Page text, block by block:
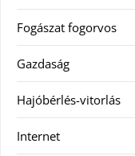
Fogászat fogorvos
Gazdaság
Hajóbérlés-vitorlás
Internet